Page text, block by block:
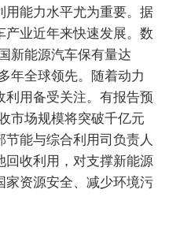
能力水平尤为重要。据
业近年来快速发展。数
新能源汽车保有量达
年全球领先。随着动力
用备受关注。有报告预
市场规模将突破千亿元
能与综合利用司负责人
收利用，对支撑新能源
资源安全、减少环境污